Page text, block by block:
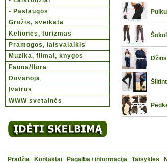
- Paslaugos
Grožis, sveikata
Kelionės, turizmas
Pramogos, laisvalaikis
Muzika, filmai, knygos
Fauna/flora
Dovanoja
Įvairūs
WWW svetainės
Pradžia Kontaktai Pagalba / informacija Taisyklės